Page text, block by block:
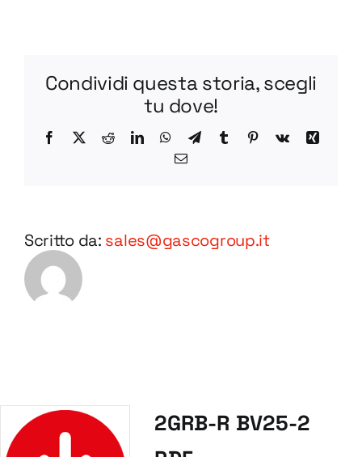
PDF
Condividi questa storia, scegli
tu dove!
Facebook
X RedditLinkedInWhatsApp
TelegramTumblr Pinterest
Vk
Xing
Email
Scritto da: sales@gascogroup.it
2GRB-R BV25-2